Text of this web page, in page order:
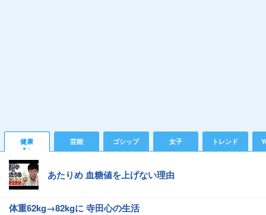
健康 芸能 ゴシップ 女子 トレンド
あたりめ 血糖値を上げない理由
体重62kg→82kgに 寺田心の生活